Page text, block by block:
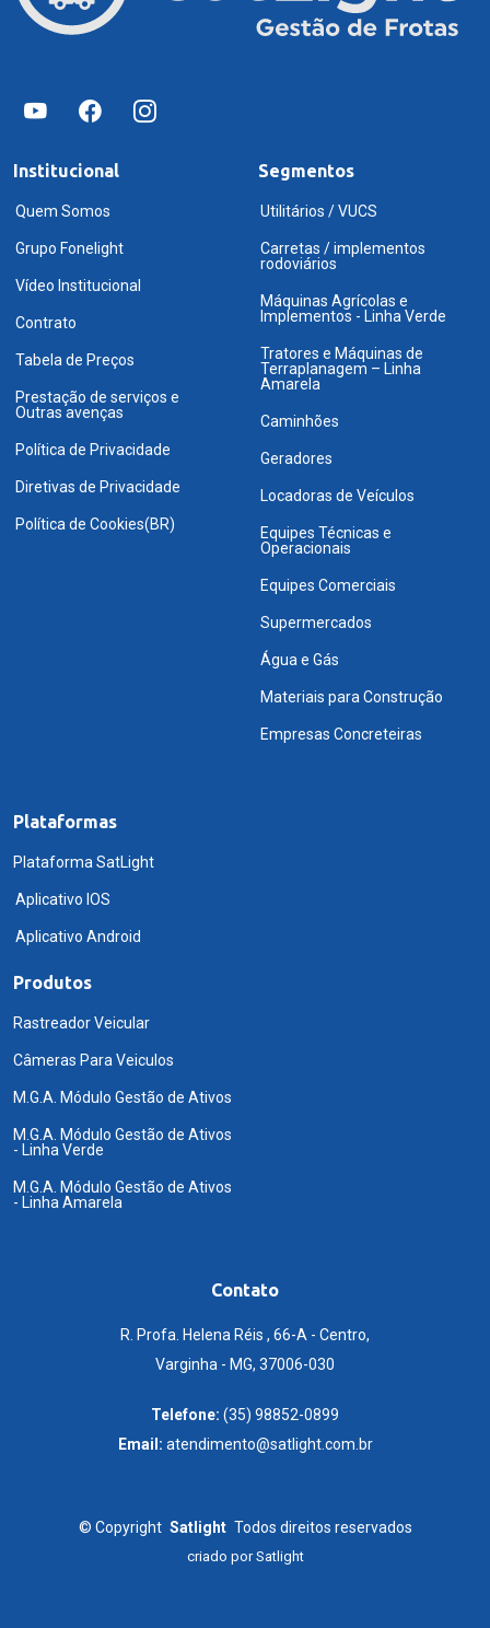
Institucional
Quem Somos
Grupo Fonelight
Vídeo Institucional
Contrato
Tabela de Preços
Prestação de serviços e
Outras avenças
Política de Privacidade
Diretivas de Privacidade
Política de Cookies(BR)
Segmentos
Utilitários / VUCS
Carretas / implementos
rodoviários
Máquinas Agrícolas e
Implementos - Linha Verde
Tratores e Máquinas de
Terraplanagem – Linha
Amarela
Caminhões
Geradores
Locadoras de Veículos
Equipes Técnicas e
Operacionais
Equipes Comerciais
Supermercados
Água e Gás
Materiais para Construção
Empresas Concreteiras
Plataformas
Plataforma SatLight
Aplicativo IOS
Aplicativo Android
Produtos
Rastreador Veicular
Câmeras Para Veiculos
M.G.A. Módulo Gestão de Ativos
M.G.A. Módulo Gestão de Ativos
- Linha Verde
M.G.A. Módulo Gestão de Ativos
- Linha Amarela
Contato
R. Profa. Helena Réis , 66-A - Centro,
Varginha - MG, 37006-030
Telefone: (35) 98852-0899
Email: atendimento@satlight.com.br
© Copyright Satlight Todos direitos reservados
criado porSatlight